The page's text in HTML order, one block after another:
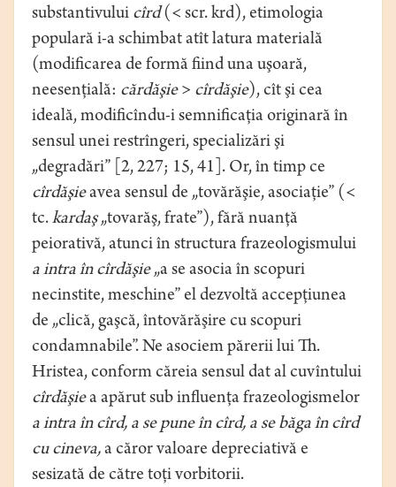
substantivului cîrd(< scr. krd), etimologia
populară i-a schimbat atît latura materială
(modificarea de formă fiind una uşoară,
neesenţială: cărdăşie> cîrdăşie), cît şi cea
ideală, modificîndu-i semnificaţia originară în
sensul unei restrîngeri, specializări şi
„degradări” [2, 227; 15, 41]. Or, în timp ce
cîrdăşieavea sensul de „tovărăşie, asociaţie” (<
tc.kardaş„tovarăş, frate”), fără nuanţă
peiorativă, atunci în structura frazeologismului
a intra în cîrdăşie„a se asocia în scopuri
necinstite, meschine” el dezvoltă accepţiunea
de „clică, gaşcă, întovărăşire cu scopuri
condamnabile”. Ne asociem părerii lui Th.
Hristea, conform căreia sensul dat al cuvîntului
cîrdăşiea apărut sub influenţa frazeologismelor
a intra în cîrd, a se pune în cîrd, a se băga în cîrd
cu cineva,a căror valoare depreciativă e
sesizată de către toţi vorbitorii.